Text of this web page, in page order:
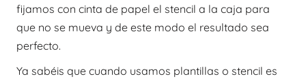
fijamos con cinta de papel el stencil a la caja para
que no se mueva y de este modo el resultado sea
perfecto.
Ya sabéis que cuando usamos plantillas o stencil es